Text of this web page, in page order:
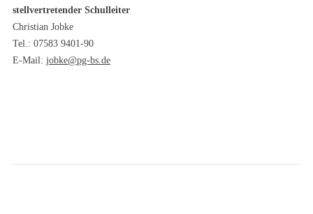
stellvertretender Schulleiter
Christian Jobke
Tel.: 07583 9401-90
E-Mail: jobke@pg-bs.de